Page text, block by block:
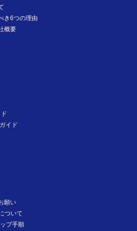
き6つの理由
概要
イド
願い
ついて
プ手順